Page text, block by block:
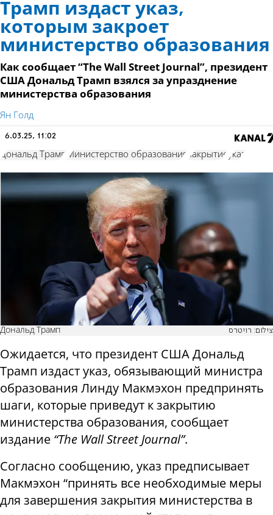
Трамп издаст указ,
которым закроет
министерство образования
Как сообщает “The Wall Street Journal”, президент
США Дональд Трамп взялся за упразднение
министерства образования
Ян Голд
6.03.25, 11:02
Дональд Трамп Министерство образования закрытие указ
Дональд Трамп צילום: רויטרס
Ожидается, что президент США Дональд
Трамп издаст указ, обязывающий министра
образования Линду Макмэхон предпринять
шаги, которые приведут к закрытию
министерства образования, сообщает
издание “The Wall Street Journal”.
Согласно сообщению, указ предписывает
Макмэхон “принять все необходимые меры
для завершения закрытия министерства в